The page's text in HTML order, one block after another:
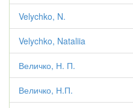
Velychko, N.
Velychko, Nataliia
Величко, Н. П.
Величко, Н.П.